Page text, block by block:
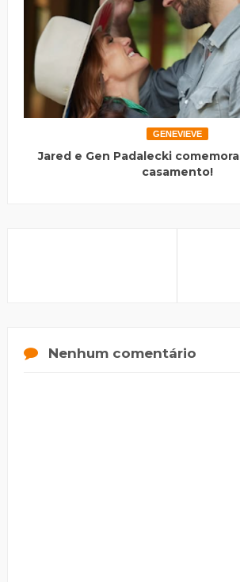
GENEVIEVE
Jared e Gen Padalecki
casamento!
Nenhum comentário